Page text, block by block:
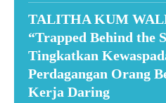
TALITHA KUM
“Trapped Behind the
Tingkatkan
Perdagangan Orang
Kerja Daring